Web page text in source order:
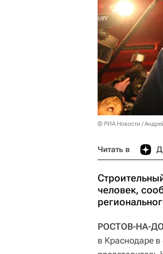
© РИА Новости /
Читать в
человек,
РОСТОВ-НА-
в Краснодаре